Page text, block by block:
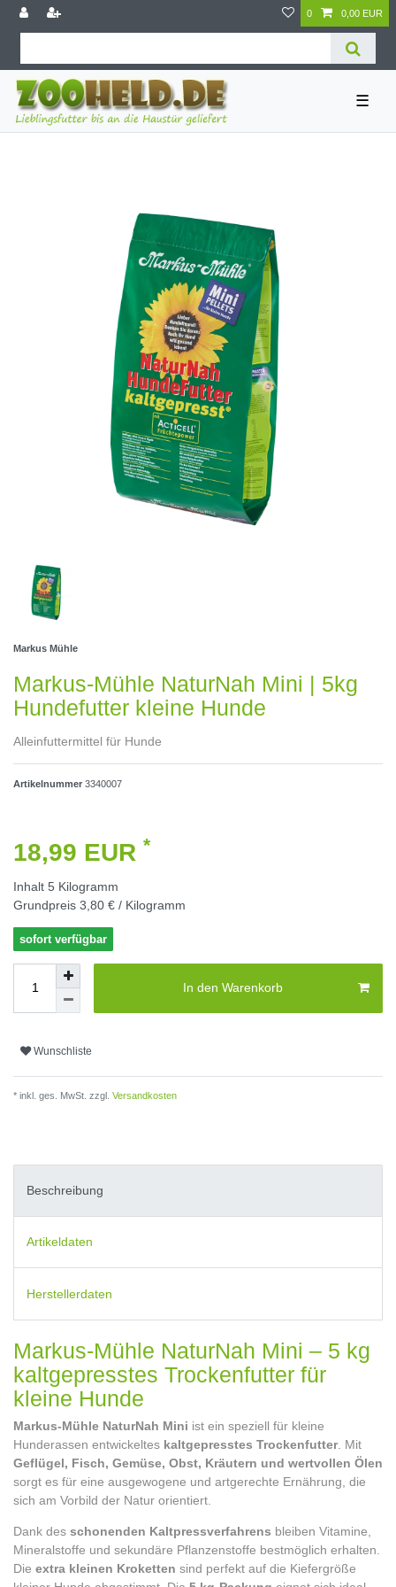
0 0,00 EUR
☰
Markus Mühle
Markus-Mühle NaturNah Mini | 5kg
Hundefutter kleine Hunde
Alleinfuttermittel für Hunde
Artikelnummer 3340007
18,99 EUR *
Inhalt 5 Kilogramm
Grundpreis 3,80 € / Kilogramm
sofort verfügbar
In den Warenkorb
Wunschliste
* inkl. ges. MwSt. zzgl. Versandkosten
Beschreibung
Artikeldaten
Herstellerdaten
Markus-Mühle NaturNah Mini – 5 kg
kaltgepresstes Trockenfutter für
kleine Hunde
Markus-Mühle NaturNah Mini ist ein speziell für kleine
Hunderassen entwickeltes kaltgepresstes Trockenfutter. Mit
Geflügel, Fisch, Gemüse, Obst, Kräutern und wertvollen Ölen
sorgt es für eine ausgewogene und artgerechte Ernährung, die
sich am Vorbild der Natur orientiert.
Dank des schonenden Kaltpressverfahrens bleiben Vitamine,
Mineralstoffe und sekundäre Pflanzenstoffe bestmöglich erhalten.
Die extra kleinen Kroketten sind perfekt auf die Kiefergröße